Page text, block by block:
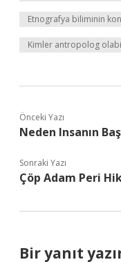
Etnografya biliminin
Kimler antropolog
Önceki Yazı
Neden Insanın
Sonraki Yazı
Çöp Adam Peri
Bir yanıt